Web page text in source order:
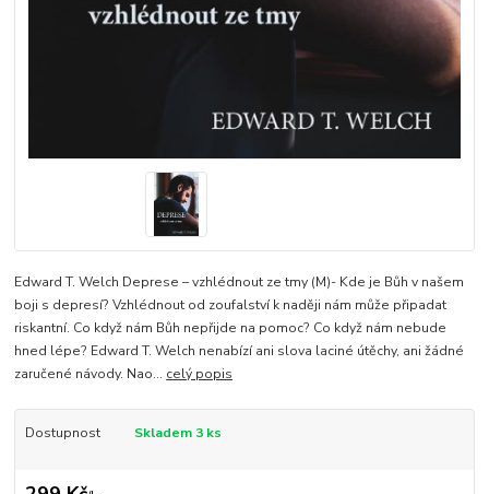
Edward T. Welch Deprese – vzhlédnout ze tmy (M)- Kde je Bůh v našem
boji s depresí? Vzhlédnout od zoufalství k naději nám může připadat
riskantní. Co když nám Bůh nepřijde na pomoc? Co když nám nebude
hned lépe? Edward T. Welch nenabízí ani slova laciné útěchy, ani žádné
zaručené návody. Nao... celý popis
Dostupnost Skladem 3 ks